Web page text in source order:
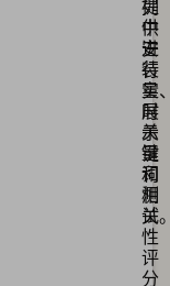
列
中
进
行
实
时
关
键
词
测
试
提
供
安
装
量
展
示
量
和
相
关
性
评
分